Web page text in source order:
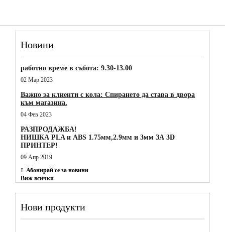
Новини
работно време в събота: 9.30-13.00
02 Мар 2023
Важно за клиенти с кола: Спирането да става в двора
към магазина.
04 Фев 2023
РАЗПРОДАЖБА!
НИШКА PLA и ABS 1.75мм,2.9мм и 3мм ЗА 3D
ПРИНТЕР!
09 Апр 2019
Абонирай се за новини
Виж всички
Нови продукти